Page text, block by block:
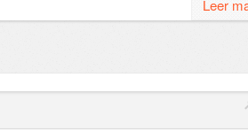
Leer